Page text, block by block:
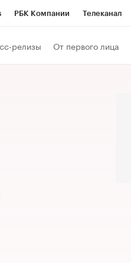
РБК Компании Телеканал
релизы От первого лица